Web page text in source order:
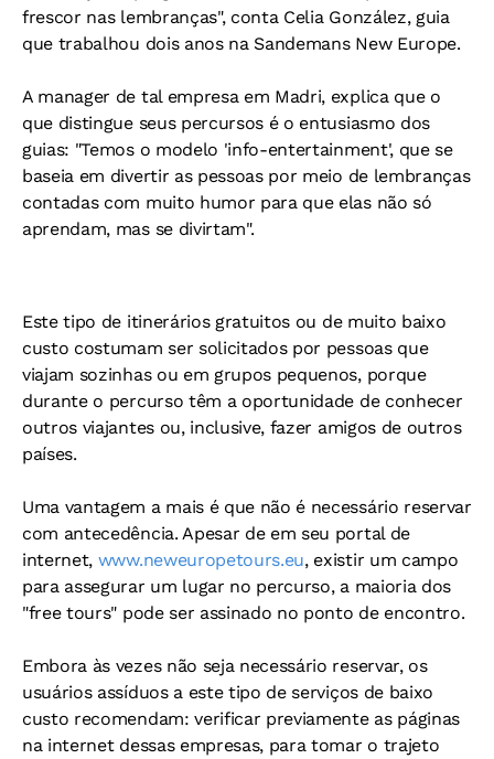
frescor nas lembranças", conta Celia González, guia
que trabalhou dois anos na Sandemans New Europe.
A manager de tal empresa em Madri, explica que o
que distingue seus percursos é o entusiasmo dos
guias: "Temos o modelo 'info-entertainment', que se
baseia em divertir as pessoas por meio de lembranças
contadas com muito humor para que elas não só
aprendam, mas se divirtam".
Este tipo de itinerários gratuitos ou de muito baixo
custo costumam ser solicitados por pessoas que
viajam sozinhas ou em grupos pequenos, porque
durante o percurso têm a oportunidade de conhecer
outros viajantes ou, inclusive, fazer amigos de outros
países.
Uma vantagem a mais é que não é necessário reservar
com antecedência. Apesar de em seu portal de
internet, www.neweuropetours.eu, existir um campo
para assegurar um lugar no percurso, a maioria dos
"free tours" pode ser assinado no ponto de encontro.
Embora às vezes não seja necessário reservar, os
usuários assíduos a este tipo de serviços de baixo
custo recomendam: verificar previamente as páginas
na internet dessas empresas, para tomar o trajeto